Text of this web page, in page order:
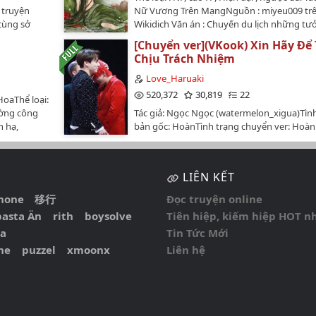
Yên rối rắm, cô chỉ là muốn tìm về thần cách
mình mà thôi, như thế nào còn bị quấn lên?
nam nhân trước mặt tầm mắt không thích
tức sửa lại miệng, được được được, đều là vì
thích nhất anh!Nam chủ tay toàn là máu,
bước tới gần, lẩm bẩm:"Em đã nói, sẽ lưu tại
cạnh ta, vĩnh viễn sẽ không rời đi."Tô Yên nhẹ
nói:"Được được được, đều nghe anh, em
đi rửa sạch tay trước, đừng dọa người
không??"…
sở
:7Mỗi
bạn
Thiếu
trạng
loại:
cảm ,
Hoan hỉ
ĐỪNG
"Phu
thời
Nữ Vương Trên MạngNguồn : miyeu009
Wikidich Văn án : Chuyến du lịch những
vẻ nào ngờ đã đẩy cô vào con đường khổ
không lối thoát. Cô trở thành tù binh của
đội lốt người. Bọn chúng trao đổi, đối đãi cô
một món hàng nhưng cô vẫn không khuất
Cũng chính sự kiên cường đó của cô khiến
dung, muốn H có H.…
loại:
công
hạ,
thông +
của tác
lăn đến
nhưng
còn
chuyện
biến
[Chuyển ver](VKook) Xin Hãy Để
Chịu Trách Nhiệm
Love_Haruaki
520,372
30,819
22
Tác giả: Ngọc Ngọc
bản gốc: HoànTình trạng chuyển ver: Hoàn
(15/10/2018), beta (08/09/2023)Link bản
https://www.wattpad.com/story/91697804-
h%C3%A3y-%C4%91%E1%BB%83-t%C3%B4i-
ch%E1%BB%8Bu-tr%C3%A1ch-
nhi%E1%BB%87mChuyển ver đã được sự
của tác giả (Cảm ơn Au nhiều lắm nha, yêu
ghê cơ!!!)Văn án:Điền Chính Quốc bị một
nhân thuộc khu chính mình làm quản giáo
bức, sau đó có bầu với hắn ta. Qua 2 tuần
移行
Än rith
boysolve
puzzel
xmoonx
LIÊN KẾT
Đọc truyện online
Tiên hiệp, kiếm hiệp HOT
Tin Tức Mới
Liên hệ